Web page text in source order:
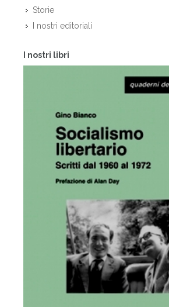
Storie
I nostri editoriali
I nostri libri